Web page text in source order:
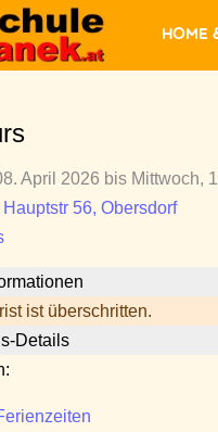
Home
April 2026 bis Mittwoch,
56, Obersdorf
ist überschritten.
Details